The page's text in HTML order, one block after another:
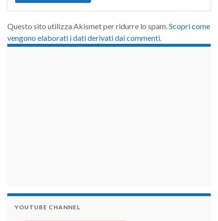
Questo sito utilizza Akismet per ridurre lo spam.Scopri come
vengono elaborati i dati derivati dai commenti.
YOUTUBE CHANNEL